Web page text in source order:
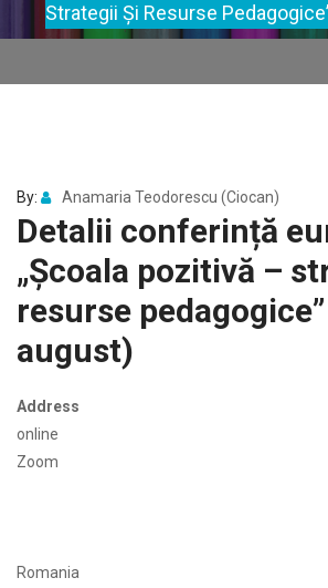
Strategii Și Resurse
By: Anamaria Teodorescu (Ciocan)
Detalii conferință
„Școala pozitivă –
resurse
august)
Address
online
Zoom
Romania